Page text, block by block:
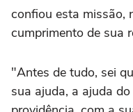
confiou esta missão,
cumprimento de sua
"Antes de tudo, sei
sua ajuda, a ajuda